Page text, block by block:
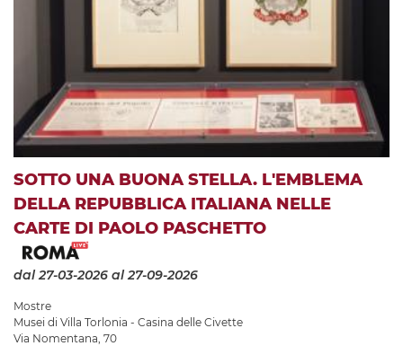
SOTTO UNA BUONA STELLA. L'EMBLEMA
DELLA REPUBBLICA ITALIANA NELLE
CARTE DI PAOLO PASCHETTO
dal 27-03-2026 al 27-09-2026
Mostre
Musei di Villa Torlonia - Casina delle Civette
Via Nomentana, 70